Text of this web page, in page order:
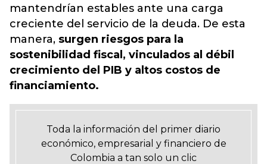
mantendrían estables ante una carga
creciente del servicio de la deuda. De esta
manera, surgen riesgos para la
sostenibilidad fiscal, vinculados al débil
crecimiento del PIB y altos costos de
financiamiento.
Toda la información del primer diario
económico, empresarial y financiero de
Colombia a tan solo un clic